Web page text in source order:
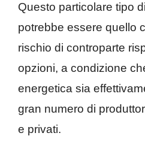
Questo particolare tipo
potrebbe essere quello
rischio di controparte
opzioni, a condizione
energetica sia
gran numero di
e privati.